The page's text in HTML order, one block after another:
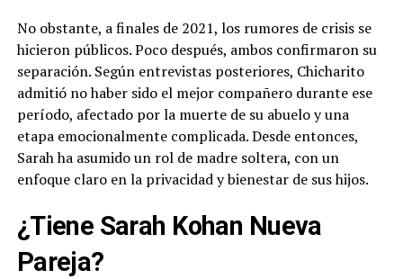
No obstante, a finales de 2021, los rumores de crisis se
hicieron públicos. Poco después, ambos confirmaron su
separación. Según entrevistas posteriores, Chicharito
admitió no haber sido el mejor compañero durante ese
período, afectado por la muerte de su abuelo y una
etapa emocionalmente complicada. Desde entonces,
Sarah ha asumido un rol de madre soltera, con un
enfoque claro en la privacidad y bienestar de sus hijos.
¿Tiene Sarah Kohan Nueva
Pareja?